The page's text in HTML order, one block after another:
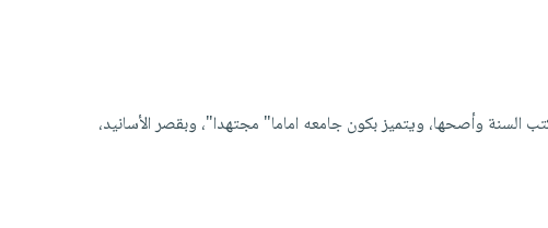
وأصحها، ويتميز بكون جامعه اماما" مجتهدا"، وبقصر الأسانيد،